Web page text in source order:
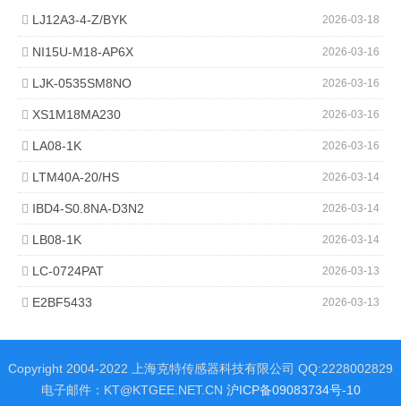
2026-03-18
LJ12A3-4-Z/BYK
2026-03-16
NI15U-M18-AP6X
2026-03-16
LJK-0535SM8NO
2026-03-16
XS1M18MA230
2026-03-16
LA08-1K
2026-03-14
LTM40A-20/HS
2026-03-14
IBD4-S0.8NA-D3N2
2026-03-14
LB08-1K
2026-03-13
LC-0724PAT
2026-03-13
E2BF5433
Copyright 2004-2022 上海克特传感器科技有限公司 QQ:2228002829
电子邮件：KT@KTGEE.NET.CN 沪ICP备09083734号-10